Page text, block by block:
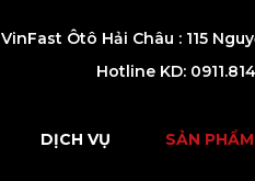
VinFast Ôtô Hải Châu : 115
Hotline KD:
DỊCH VỤ SẢN PHẨM